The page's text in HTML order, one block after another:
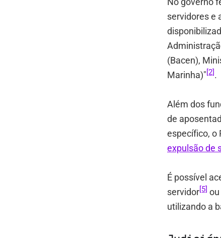
servidores e
(Bacen),
Marinha)" [2] .
Além dos
de
específico, o
expulsão de
É possível
servidor[5]
utilizando a